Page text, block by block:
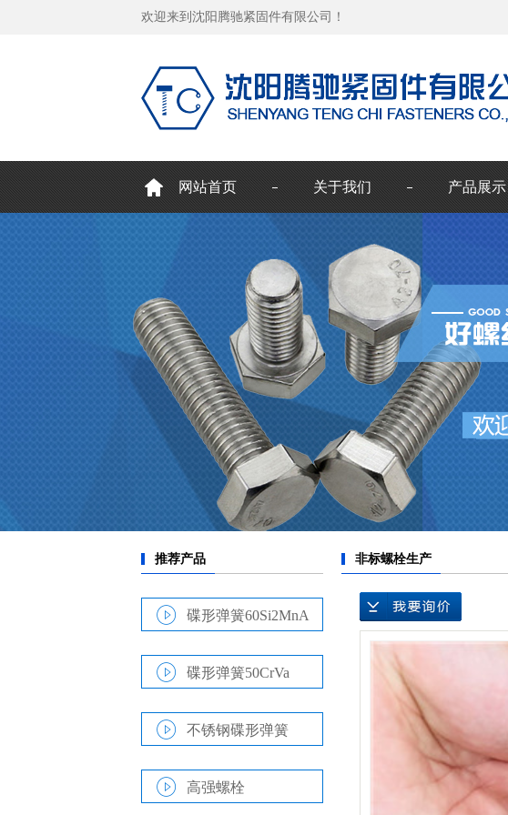
欢迎来到沈阳腾驰紧固件有限公司！
网站首页 关于我们 产品展示
碟形弹簧60Si2MnA
碟形弹簧50CrVa
不锈钢碟形弹簧
高强螺栓